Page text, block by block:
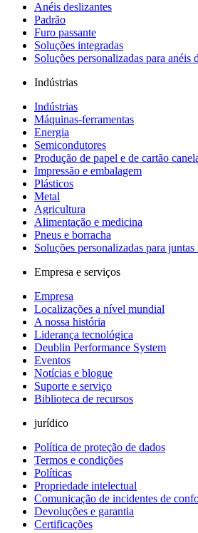
Anéis deslizantes
Padrão
Furo passante
Soluções integradas
Soluções personalizadas para anéis
Indústrias
Indústrias
Máquinas-ferramentas
Energia
Semicondutores
Produção de papel e de cartão
Impressão e embalagem
Plásticos
Metal
Agricultura
Alimentação e medicina
Pneus e borracha
Soluções personalizadas para juntas
Empresa e serviços
Empresa
Localizações a nível mundial
A nossa história
Liderança tecnológica
Deublin Performance System
Eventos
Notícias e blogue
Suporte e serviço
Biblioteca de recursos
jurídico
Política de proteção de dados
Termos e condições
Políticas
Propriedade intelectual
Comunicação de incidentes de
Devoluções e garantia
Certificações